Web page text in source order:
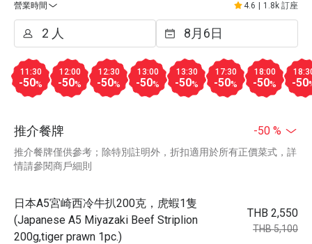
營業時間
4.6 1.8k 訂座
11:30
-50%
12:00
-50%
12:30
-50%
13:00
-50%
13:30
-50%
17:30
-50%
18:00
-50% -50
推介餐牌 -50 %
推介餐牌僅供參考；除特別註明外，折扣適用於所有正價菜式，詳
情請參閱商戶細則
日本A5宮崎西冷牛扒200克，虎蝦1隻
(Japanese A5 Miyazaki Beef Striplion
200g,tiger prawn 1pc.)
THB 2,550
THB 5,100